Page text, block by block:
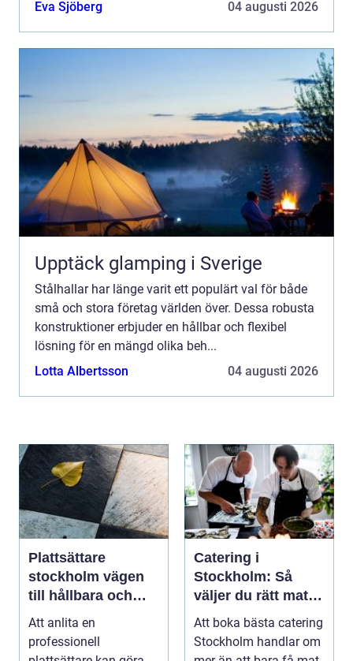
Eva Sjöberg
04 augusti 2026
Upptäck glamping i Sverige
Stålhallar har länge varit ett populärt val för både
små och stora företag världen över. Dessa robusta
konstruktioner erbjuder en hållbar och flexibel
lösning för en mängd olika beh...
Lotta Albertsson
04 augusti 2026
Plattsättare
stockholm vägen
till hållbara och
vackra ytor hemma
Att anlita en
professionell
Catering i
Stockholm: Så
väljer du rätt mat
till ditt evenemang
Att boka bästa catering
Stockholm handlar om